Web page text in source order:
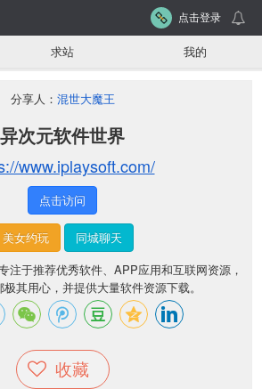
点击登录
求站 我的
分享人： 混世大魔王
异次元软件世界
www.iplaysoft.com/
点击访问
美女约玩
同城聊天
注于推荐优秀软件、APP应用和互联网资源，
其用心，并提供大量软件资源下载。
收藏